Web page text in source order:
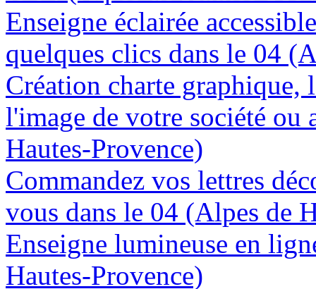
Enseigne éclairée
quelques clics dans le 04
Création charte graphique,
l'image de votre société ou
Hautes-Provence)
Commandez vos lettres
vous dans le 04 (Alpes de
Enseigne lumineuse en
Hautes-Provence)